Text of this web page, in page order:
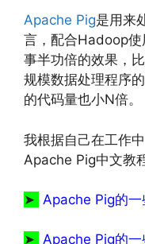
Apache Pig是用来
言，配合Hadoop使
事半功倍的效果，
规模数据处理程序
的代码量也小N倍。
我根据自己在工作
Apache Pig中文教
➤ Apache Pig的一
➤ Apache Pig的一